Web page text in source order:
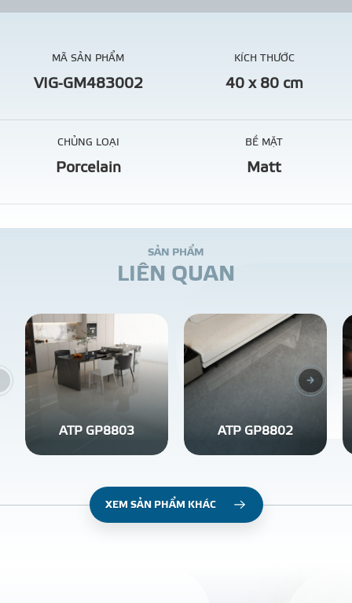
MÃ SẢN PHẨM
VIG-GM483002
KÍCH THƯỚC
40 x 80 cm
CHỦNG LOẠI
Porcelain
BỀ MẶT
Matt
SẢN PHẨM
LIÊN QUAN
ATP GP8803 ATP GP8802
XEM SẢN PHẨM KHÁC